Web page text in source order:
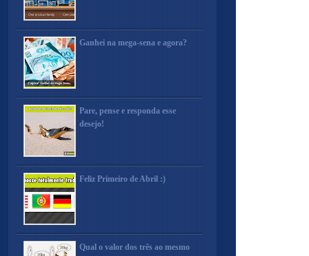
Ganhei na mega-sena e agora?
Pare, pense e responda esse
desejo!
Feliz Primeiro de Abril :)
Qual o valor dos três ao mesmo